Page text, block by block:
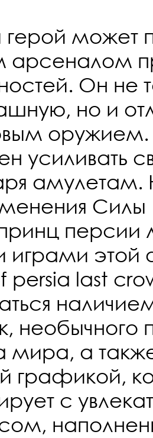
герой может
арсеналом
Он не
но и
усиливать
Силы
персии
играми
persia last
мира, а
графикой,
с